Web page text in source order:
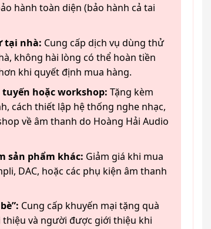
hành toàn diện (bảo hành cả tai
tại nhà: Cung cấp dịch vụ dùng thử
không hài lòng có thể hoàn tiền
khi quyết định mua hàng.
hoặc workshop: Tặng kèm
cách thiết lập hệ thống nghe nhạc,
về âm thanh do Hoàng Hải Audio
sản phẩm khác: Giảm giá khi mua
DAC, hoặc các phụ kiện âm thanh
Cung cấp khuyến mại tặng quà
và người được giới thiệu khi